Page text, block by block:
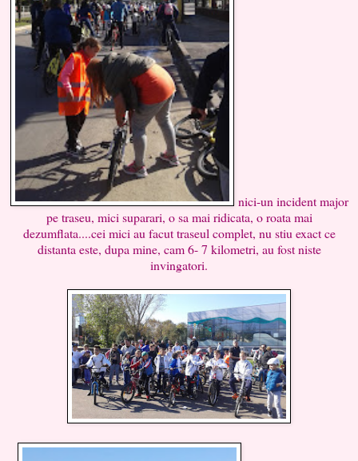
nici-un incident major
pe traseu, mici suparari, o sa mai ridicata, o roata mai
dezumflata....cei mici au facut traseul complet, nu stiu exact ce
distanta este, dupa mine, cam 6- 7 kilometri, au fost niste
invingatori.